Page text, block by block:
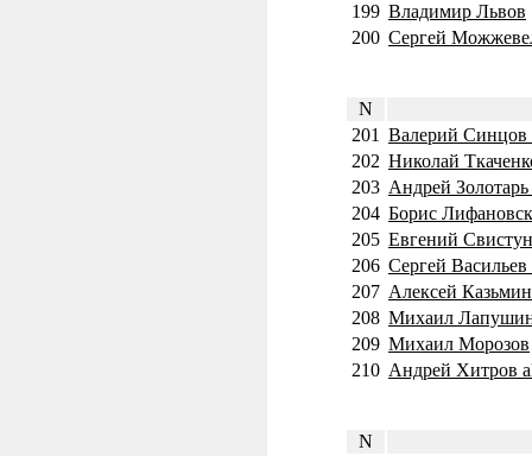
199 Владимир Львов
200 Сергей
N
201 Валерий
202 Николай
203 Андрей
204 Борис
205 Евгений
206 Сергей
207 Алексей
208 Михаил
209 Михаил Морозов
210 Андрей Хитров
N